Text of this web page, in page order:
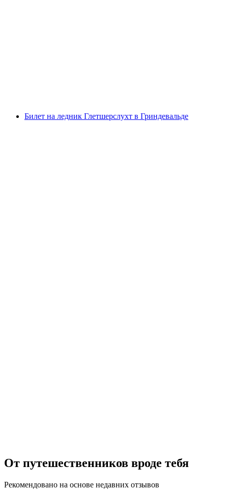
Билет на ледник Глетшерслухт в Гриндевальде
От путешественников вроде тебя
Рекомендовано на основе недавних отзывов